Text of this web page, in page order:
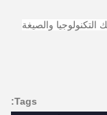
التكنولوجيا والصيغة
Tags: